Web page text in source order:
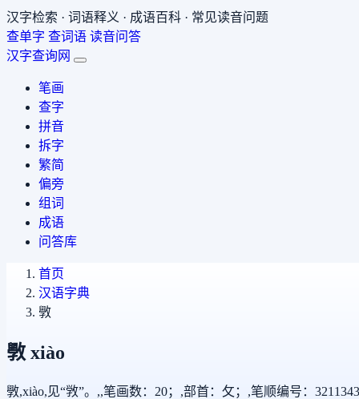
汉字检索 · 词语释义 · 成语百科 · 常见读音问题
查单字 查词语 读音问答
汉字查询网
笔画
查字
拼音
拆字
繁简
偏旁
组词
成语
问答库
首页
汉语字典
斆
斆 xiào
斆,xiào,见“敩”。,,笔画数：20；,部首：攵；,笔顺编号：